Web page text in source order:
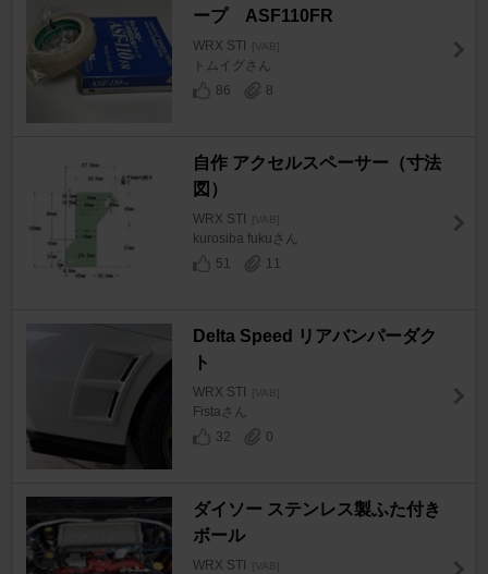
ープ ASF110FR
WRX STI [VAB]
トムイグさん
86
8
自作 アクセルスペーサー（寸法
図）
WRX STI [VAB]
kurosiba fukuさん
51
11
Delta Speed リアバンパーダク
ト
WRX STI [VAB]
Fistaさん
32
0
ダイソー ステンレス製ふた付き
ボール
WRX STI [VAB]